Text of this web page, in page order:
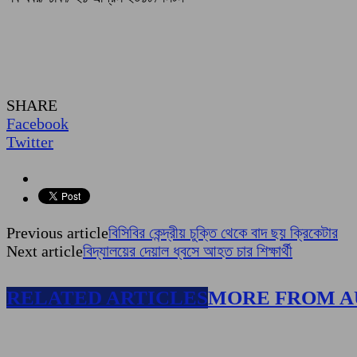
SHARE
Facebook
Twitter
Previous articleবিসিবির কেন্দ্রীয় চুক্তি থেকে বাদ ছয় ক্রিকেটার
Next articleবিদ্যালয়ের দেয়াল ধ্বসে আহত চার শিক্ষার্থী
RELATED ARTICLESMORE FROM